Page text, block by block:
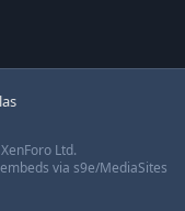
Ltd.
via s9e/MediaSites